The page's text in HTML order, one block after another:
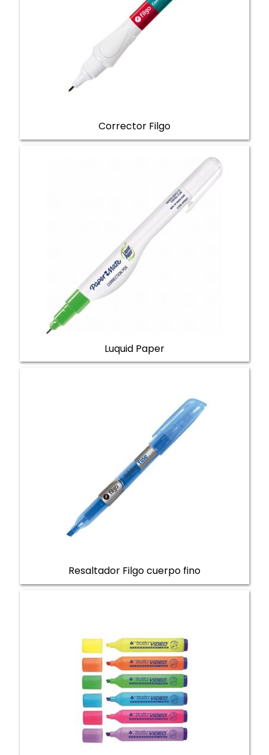
Corrector Filgo
Luquid Paper
Resaltador Filgo cuerpo fino